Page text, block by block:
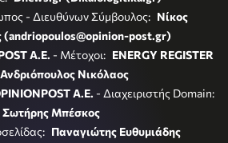
- Διευθύνων Σύμβουλος: Νίκος
(andriopoulos@opinion-post.gr)
A.E. - Μέτοχοι: ENERGY REGISTER
Νικόλαος
A.E. - Διαχειριστής Domain:
Σωτήρης Μπέσκος
Παναγιώτης Ευθυμιάδης